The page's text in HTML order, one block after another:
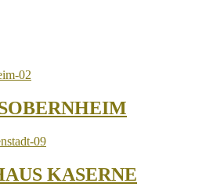
KASERNE